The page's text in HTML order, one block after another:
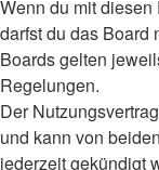
Wenn du mit
darfst du das Board
Boards gelten
Regelungen.
Der
und kann von
jederzeit gekündigt